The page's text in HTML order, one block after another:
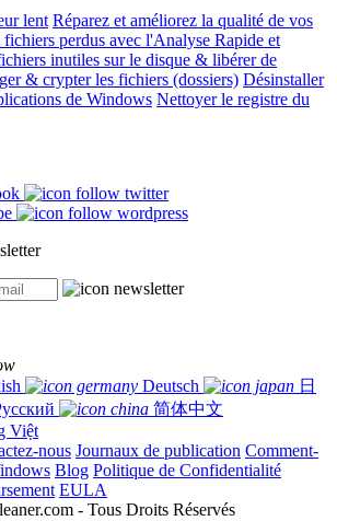
lent Réparez et améliorez la qualité de vos
fichiers perdus avec l'Analyse Rapide et
inutiles sur le disque & libérer de
& crypter les fichiers (dossiers) Désinstaller
de Windows Nettoyer le registre du
Deutsch
日
简体中文
Việt
nous Journaux de publication Comment-
Blog Politique de Confidentialité
EULA
- Tous Droits Réservés